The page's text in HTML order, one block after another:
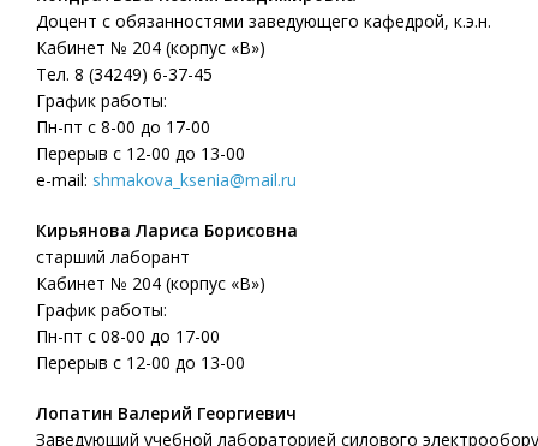
Доцент с обязанностями заведующего кафедрой, к.э.н.
Кабинет № 204 (корпус «В»)
Тел. 8 (34249) 6-37-45
График работы:
Пн-пт с 8-00 до 17-00
Перерыв с 12-00 до 13-00
e-mail: shmakova_ksenia@mail.ru
Кирьянова Лариса Борисовна
старший лаборант
Кабинет № 204 (корпус «В»)
График работы:
Пн-пт с 08-00 до 17-00
Перерыв с 12-00 до 13-00
Лопатин Валерий Георгиевич
Заведующий учебной лабораторией силового